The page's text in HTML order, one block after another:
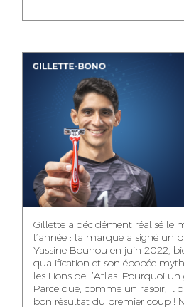
MEHDI ZERRAD
MANAGER
IDMOUSSA SAFAA
PUBLIC RELATIONS
CONSULTANT
NOUHAILA DIKER
IMANE LACHGUER
EXECUTIVE
DOUNIA
ACCOUNTANT
Gillette a décidément réalisé le
l’année : la marque a signé un
Yassine Bounou en juin 2022,
qualification et son épopée
les Lions de l’Atlas. Pourquoi
Parce que, comme un rasoir, il
bon résultat du premier coup !